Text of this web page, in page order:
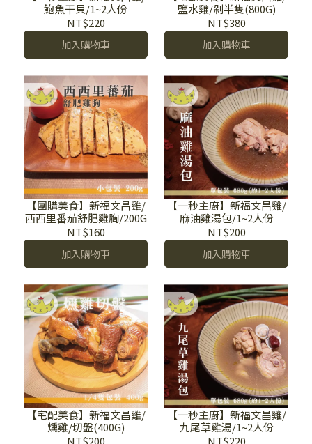
鮑魚干貝/1~2人份
NT$220
加入購物車
鹽水雞/剁半隻(800G)
NT$380
加入購物車
【團購美食】新福文昌雞/
西西里番茄舒肥雞胸/200G
NT$160
加入購物車
【一秒主廚】新福文昌雞/
麻油雞湯包/1~2人份
NT$200
加入購物車
【宅配美食】新福文昌雞/
燻雞/切盤(400G)
NT$200
【一秒主廚】新福文昌雞/
九尾草雞湯/1~2人份
NT$220